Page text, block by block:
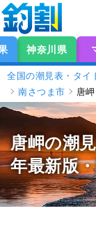
神奈川県
全国の潮見表・タイ
南さつま市
唐岬
唐岬の潮
年最新版